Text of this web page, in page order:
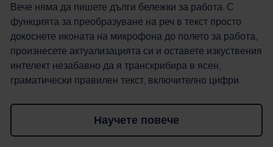
Вече няма да пишете дълги бележки за работа. С
функцията за преобразуване на реч в текст просто
докоснете иконата на микрофона до полето за работа,
произнесете актуализацията си и оставете изкуствения
интелект незабавно да я транскрибира в ясен,
граматически правилен текст, включително цифри.
Научете повече